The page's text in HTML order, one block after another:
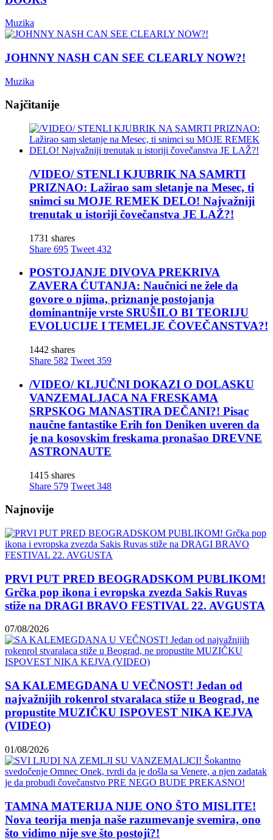
Muzika
JOHNNY NASH CAN SEE CLEARLY NOW?!
Muzika
Najčitanije
/VIDEO/ STENLI KJUBRIK NA SAMRTI
PRIZNAO: Lažirao sam sletanje na Mesec, ti
snimci su MOJE REMEK DELO! Najvažniji
trenutak u istoriji čovečanstva JE LAŽ?!
1731 shares
Share 695 Tweet 432
POSTOJANJE DIVOVA PREKRIVA
ZAVERA ĆUTANJA: Naučnici ne žele da
govore o njima, priznanje postojanja
dominantnije vrste SRUŠILO BI TEORIJU
EVOLUCIJE I TEMELJE ČOVEČANSTVA?!
1442 shares
Share 582 Tweet 359
/VIDEO/ KLJUČNI DOKAZI O DOLASKU
VANZEMALJACA NA FRESKAMA
SRPSKOG MANASTIRA DEČANI?! Pisac
naučne fantastike Erih fon Deniken uveren da
je na kosovskim freskama pronašao DREVNE
ASTRONAUTE
1415 shares
Share 579 Tweet 348
Najnovije
PRVI PUT PRED BEOGRADSKOM PUBLIKOM!
Grčka pop ikona i evropska zvezda Sakis Ruvas
stiže na DRAGI BRAVO FESTIVAL 22. AVGUSTA
07/08/2026
SA KALEMEGDANA U VEČNOST! Jedan od
najvažnijih rokenrol stvaralaca stiže u Beograd, ne
propustite MUZIČKU ISPOVEST NIKA KEJVA
(VIDEO)
01/08/2026
TAMNA MATERIJA NIJE ONO ŠTO MISLITE!
Nova teorija menja naše razumevanje svemira, ono
što vidimo nije sve što postoji?!